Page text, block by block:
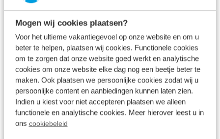
Mogen wij cookies plaatsen?
Voor het ultieme vakantiegevoel op onze website en om u
beter te helpen, plaatsen wij cookies. Functionele cookies
om te zorgen dat onze website goed werkt en analytische
cookies om onze website elke dag nog een beetje beter te
maken. Ook plaatsen we persoonlijke cookies zodat wij u
persoonlijke content en aanbiedingen kunnen laten zien.
Indien u kiest voor niet accepteren plaatsen we alleen
functionele en analytische cookies. Meer hierover leest u in
ons cookiebeleid